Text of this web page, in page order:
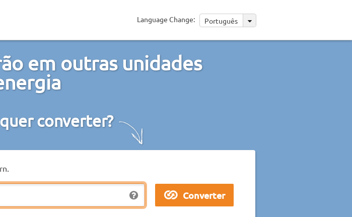
Language Change: Português
em outras unidades
converter?